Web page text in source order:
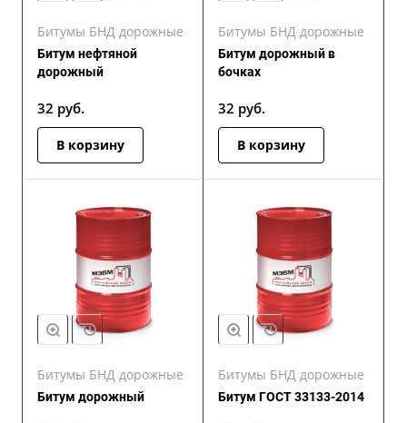
Битумы БНД дорожные
Битум нефтяной
дорожный
32 руб.
В корзину
Битумы БНД дорожные
Битум дорожный в
бочках
32 руб.
В корзину
Битумы БНД дорожные
Битум дорожный
Битумы БНД дорожные
Битум ГОСТ 33133-2014